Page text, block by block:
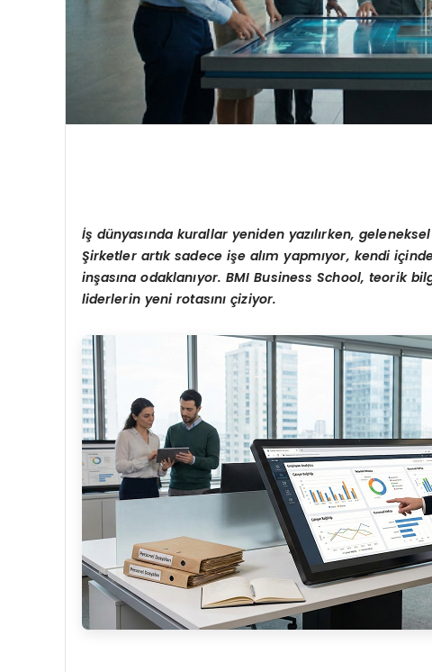
İş dünyasında kurallar yeniden yazılırken,
Şirketler artık sadece işe alım yapmıyor, kendi
inşasına odaklanıyor. BMI Business School, teorik
liderlerin yeni rotasını çiziyor.